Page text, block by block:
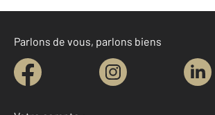
Parlons de vous, parlons biens